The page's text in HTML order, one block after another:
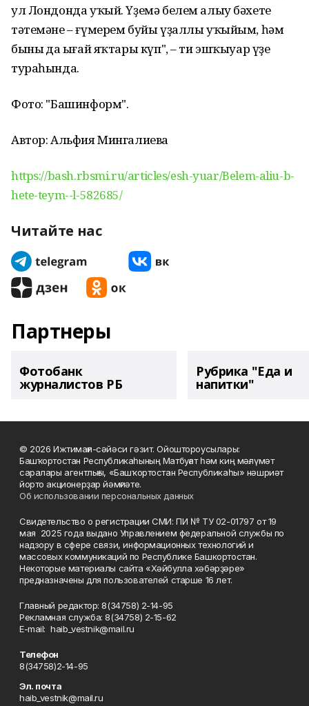
ул Лондонда уҡый. Үҙемә белем алыу бәхете
тәтемәне – ғүмерем буйы үҙаллы уҡыйым, һәм
бының да ыңғай яҡтары күп", – ти эшҡыуар үҙе
тураһында.
Фото: "Башинформ".
Автор: Альфия Мингалиева
https://bash.rbsmi.ru/articles/esh-yuar/Belem-aliu-b-
hete-teym--l-582685/
Читайте нас
Партнеры
Фотобанк
журналистов РБ
Рубрика "Еда и
напитки"
© 2026 Ижтимағи-сәйәси гәзит. Ойоштороусылары:
Башҡортостан Республикаһының Матбуғат һәм киң мәғлүмәт
саралары агентлығы, «Башҡортостан Республикаһы» нәшриәт
йорто акционерҙар йәмғиәте.
Об использовании персональных данных
Свидетельство о регистрации СМИ: ПИ № ТУ 02-01797 от 19
мая 2025 года выдано Управлением федеральной службы по
надзору в сфере связи, информационных технологий и
массовых коммуникаций по Республике Башкортостан.
Некоторые материалы сайта «Хәйбулла хәбәрҙәре»
предназначены для пользователей старше 16 лет.
Главный редактор: 8(34758) 2-14-95
Рекламная служба: 8(34758) 2-15-62
Е-mаil: haib_vestnik@mail.ru
Телефон
8(34758)2-14-95
Эл. почта
haib_vestnik@mail.ru